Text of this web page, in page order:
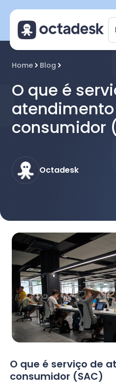
Home Blog
O que é
consumidor
Octadesk
O que é serviço de
consumidor (SAC)
Online agora